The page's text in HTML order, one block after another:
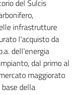
del Sulcis
infrastrutture
l'acquisto da
dell'energia
dal primo al
maggiorato
della